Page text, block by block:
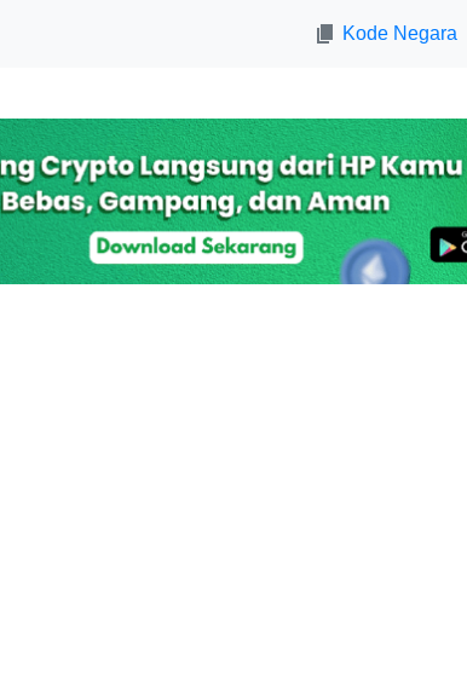
Kode Negara